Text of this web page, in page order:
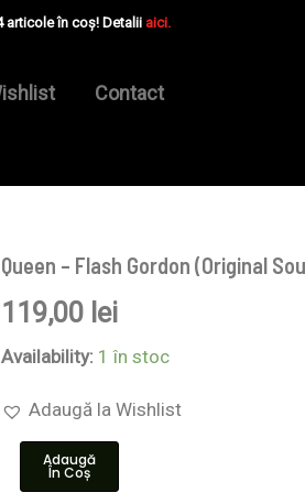
articole în coș! Detalii aici.
Contact
Queen – Flash Gordon (Original
119,00 lei
Availability: 1 în stoc
Adaugă la Wishlist
Cantitate
–
Flash
Gordon
Music)
Adaugă
În Coș